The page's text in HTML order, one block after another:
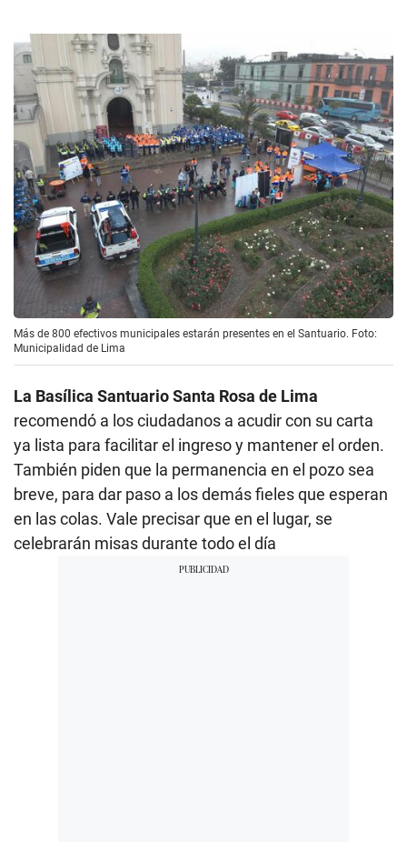
Más de 800 efectivos municipales estarán presentes en el Santuario. Foto:
Municipalidad de Lima
La Basílica Santuario Santa Rosa de Lima
recomendó a los ciudadanos a acudir con su carta
ya lista para facilitar el ingreso y mantener el orden.
También piden que la permanencia en el pozo sea
breve, para dar paso a los demás fieles que esperan
en las colas. Vale precisar que en el lugar, se
celebrarán misas durante todo el día